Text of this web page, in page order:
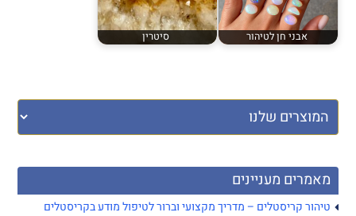
מאמרים מעניינים
טיהור קריסטלים – מדריך מקצועי וברור לטיפול מודע בקריסטלים
אבני חן לטיהור סיטרין